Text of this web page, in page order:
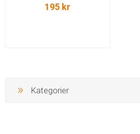
195 kr
Kategorier